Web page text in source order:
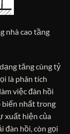
nhà cao tầng
tăng cùng tỷ
là phân tích
việc đàn hồi
biến nhất trong
xuất hiện của
đàn hồi, còn gọi